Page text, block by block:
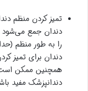
تمیز کردن منظم
دندان جمع می‌شود
را به طور منظم
دندان برای تمیز
همچنین ممکن است
دندانپزشک مفید